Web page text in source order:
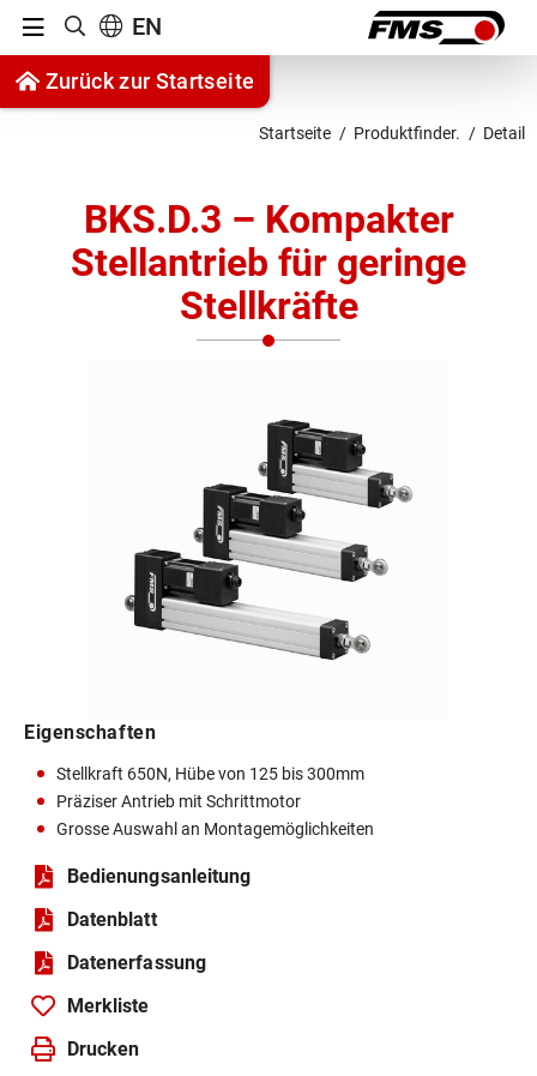
Zur Navigation springen
Menu
Suche anzeigen
EN
Zurück zur Startseite
Startseite Produktfinder. Detail
BKS.D.3 – Kompakter
Stellantrieb für geringe
Stellkräfte
Eigenschaften
Stellkraft 650N, Hübe von 125 bis 300mm
Präziser Antrieb mit Schrittmotor
Grosse Auswahl an Montagemöglichkeiten
Bedienungsanleitung
Datenblatt
Daten­erfassung
Merkliste
Drucken